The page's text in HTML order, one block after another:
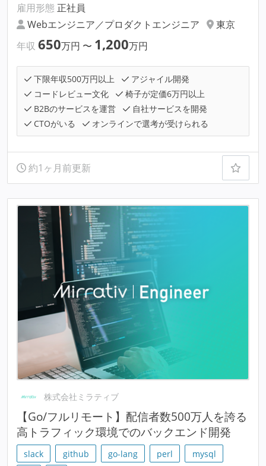
雇用形態 正社員
Webエンジニア／プロダクトエンジニア
東京
年収 650万円 〜 1,200万円
下限年収500万円以上
アジャイル開発
コードレビュー文化
椅子が定価6万円以上
B2Bのサービスを運営
自社サービスを開発
CTOがいる
オンラインで選考が受けられる
約1ヶ月前更新
株式会社ミラティブ
【Go/フルリモート】配信者数500万人を誇る
高トラフィック環境でのバックエンド開発
slack github go-lang perl
mysql